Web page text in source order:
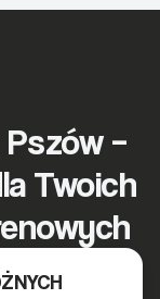
–
Twoich